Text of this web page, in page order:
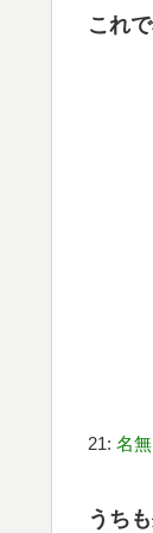
これ
21: 名
うち